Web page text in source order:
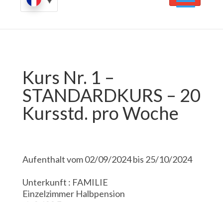
Kurs Nr. 1 –
STANDARDKURS – 20
Kursstd. pro Woche
Aufenthalt vom 02/09/2024 bis 25/10/2024
Unterkunft : FAMILIE
Einzelzimmer Halbpension